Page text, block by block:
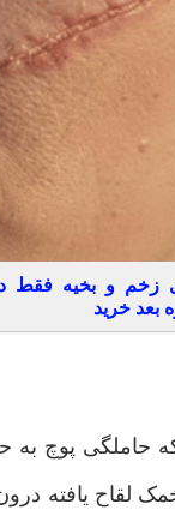
خرید
حاملگی پوچ به
لقاح یافته